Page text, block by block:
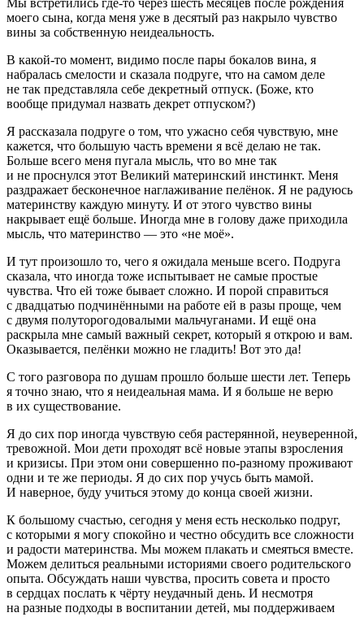
моего сына, когда меня уже в десятый раз накрыло чувство
вины за собственную неидеальность.
В какой-то момент, видимо после пары бокалов вина, я
набралась смелости и сказала подруге, что на самом деле
не так представляла себе декретный отпуск. (Боже, кто
вообще придумал назвать декрет отпуском?)
Я рассказала подруге о том, что ужасно себя чувствую, мне
кажется, что большую часть времени я всё делаю не так.
Больше всего меня пугала мысль, что во мне так
и не проснулся этот Великий материнский инстинкт. Меня
раздражает бесконечное наглаживание пелёнок. Я не радуюсь
материнству каждую минуту. И от этого чувство вины
накрывает ещё больше. Иногда мне в голову даже приходила
мысль, что материнство — это «не моё».
И тут произошло то, чего я ожидала меньше всего. Подруга
сказала, что иногда тоже испытывает не самые простые
чувства. Что ей тоже бывает сложно. И порой справиться
с двадцатью подчинёнными на работе ей в разы проще, чем
с двумя полуторогодовалыми мальчуганами. И ещё она
раскрыла мне самый важный секрет, который я открою и вам.
Оказывается, пелёнки можно не гладить! Вот это да!
С того разговора по душам прошло больше шести лет. Теперь
я точно знаю, что я неидеальная мама. И я больше не верю
в их существование.
Я до сих пор иногда чувствую себя растерянной, неуверенной,
тревожной. Мои дети проходят всё новые этапы взросления
и кризисы. При этом они совершенно по-разному проживают
одни и те же периоды. Я до сих пор учусь быть мамой.
И наверное, буду учиться этому до конца своей жизни.
К большому счастью, сегодня у меня есть несколько подруг,
с которыми я могу спокойно и честно обсудить все сложности
и радости материнства. Мы можем плакать и смеяться вместе.
Можем делиться реальными историями своего родительского
опыта. Обсуждать наши чувства, просить совета и просто
в сердцах послать к чёрту неудачный день. И несмотря
на разные подходы в воспитании детей, мы поддерживаем